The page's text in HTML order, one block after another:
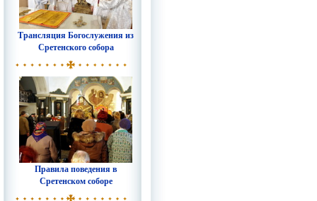
Трансляция Богослужения из
Сретенского собора
Правила поведения в
Сретенском соборе